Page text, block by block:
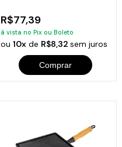
R$77,39
à vista no Pix ou Boleto
ou 10xde R$8,32 sem juros
Comprar